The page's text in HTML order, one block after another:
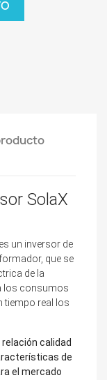
SolaX
un inversor de
que se
de la
los consumos
tiempo real los
calidad
de
el mercado